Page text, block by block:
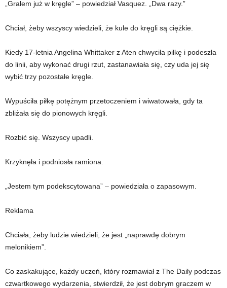
„Grałem już w kręgle” – powiedział Vasquez. „Dwa razy.”
Chciał, żeby wszyscy wiedzieli, że kule do kręgli są ciężkie.
Kiedy 17-letnia Angelina Whittaker z Aten chwyciła piłkę i podeszła
do linii, aby wykonać drugi rzut, zastanawiała się, czy uda jej się
wybić trzy pozostałe kręgle.
Wypuściła piłkę potężnym przetoczeniem i wiwatowała, gdy ta
zbliżała się do pionowych kręgli.
Rozbić się. Wszyscy upadli.
Krzyknęła i podniosła ramiona.
„Jestem tym podekscytowana” – powiedziała o zapasowym.
Reklama
Chciała, żeby ludzie wiedzieli, że jest „naprawdę dobrym
melonikiem”.
Co zaskakujące, każdy uczeń, który rozmawiał z The Daily podczas
czwartkowego wydarzenia, stwierdził, że jest dobrym graczem w